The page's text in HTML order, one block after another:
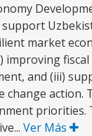
market
improving
and (iii)
change action.
priorities.
Ver Más